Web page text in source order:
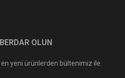
OLUN
yeni ürünlerden bültenimiz ile